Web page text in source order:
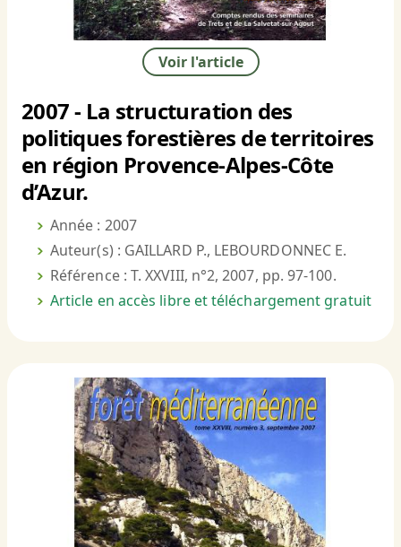
Voir l'article
2007 - La structuration des
politiques forestières de territoires
en région Provence-Alpes-Côte
d’Azur.
Année : 2007
Auteur(s) : GAILLARD P., LEBOURDONNEC E.
Référence : T. XXVIII, n°2, 2007, pp. 97-100.
Article en accès libre et téléchargement gratuit